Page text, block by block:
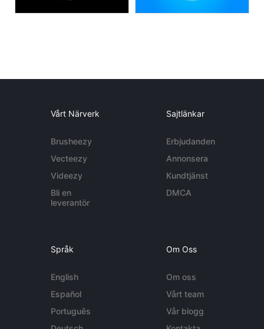
Vårt Närverk
Brusheezy
Vecteezy
Videezy
Bli en
leverantör
Sajtlänkar
Erbjudanden
Annonsera
Kundtjänst
DMCA
Språk
English
Español
Português
Om Oss
Om oss
Vårt team
Vår blogg